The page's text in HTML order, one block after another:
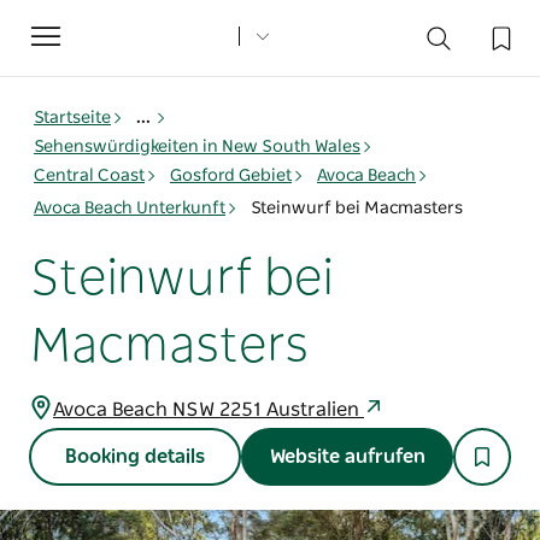
Toggle
navigation
Startseite
...
Sehenswürdigkeiten in New South Wales
Central Coast
Gosford Gebiet
Avoca Beach
Avoca Beach Unterkunft
Steinwurf bei Macmasters
Steinwurf bei
Macmasters
Avoca Beach NSW 2251 Australien
Booking details Website aufrufen